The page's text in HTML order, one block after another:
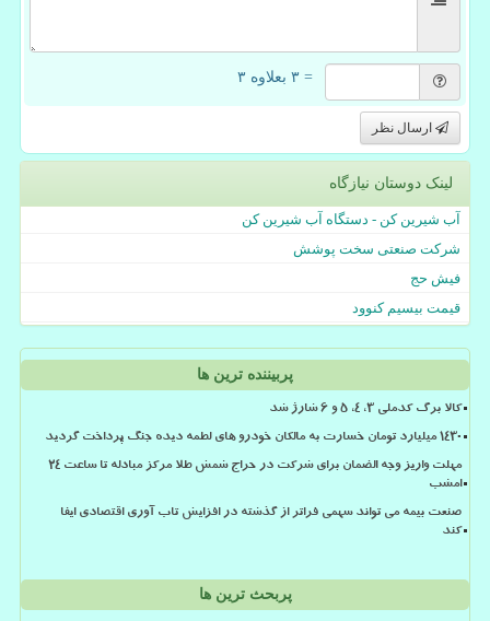
= ۳ بعلاوه ۳
ارسال نظر
لینک دوستان نیازگاه
آب شیرین کن - دستگاه آب شیرین کن
شرکت صنعتی سخت پوشش
فیش حج
قیمت بیسیم کنوود
پربیننده ترین ها
کالا برگ کدملی 3، 4، 5 و 6 شارژ شد
۱۴۳۰ میلیارد تومان خسارت به مالکان خودرو های لطمه دیده جنگ پرداخت گردید
مهلت واریز وجه الضمان برای شرکت در حراج شمش طلا مرکز مبادله تا ساعت ۲۴
امشب
صنعت بیمه می تواند سهمی فراتر از گذشته در افزایش تاب آوری اقتصادی ایفا
کند
پربحث ترین ها